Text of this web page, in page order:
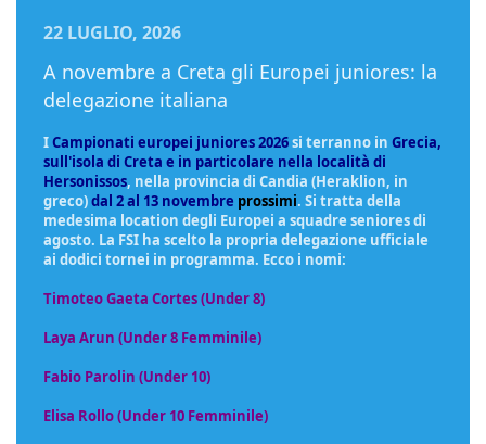
22 LUGLIO, 2026
A novembre a Creta gli Europei juniores: la
delegazione italiana
ICampionati europei juniores 2026si terranno in Grecia,
sull'isola di Creta e in particolare nella località di
Hersonissos, nella provincia di Candia (Heraklion, in
greco)dal 2 al 13 novembre prossimi. Si tratta della
medesima location degli Europei a squadre seniores di
agosto. La FSI ha scelto la propria delegazione ufficiale
ai dodici tornei in programma. Ecco i nomi:
Timoteo Gaeta Cortes (Under 8)
Laya Arun (Under 8 Femminile)
Fabio Parolin (Under 10)
Elisa Rollo (Under 10 Femminile)